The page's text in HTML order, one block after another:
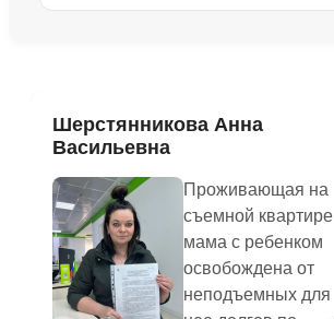
Шерстянникова Анна
Васильевна
Проживающая на
съемной квартире
мама с ребенком
освобождена от
неподъемных для